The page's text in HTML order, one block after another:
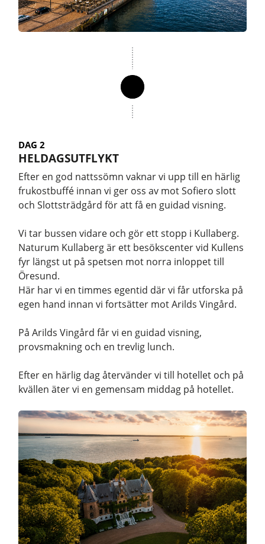
DAG 2
HELDAGSUTFLYKT
Efter en god nattssömn vaknar vi upp till en härlig
frukostbuffé innan vi ger oss av mot Sofiero slott
och Slottsträdgård för att få en guidad visning.
Vi tar bussen vidare och gör ett stopp i Kullaberg.
Naturum Kullaberg är ett besökscenter vid Kullens
fyr längst ut på spetsen mot norra inloppet till
Öresund.
Här har vi en timmes egentid där vi får utforska på
egen hand innan vi fortsätter mot Arilds Vingård.
På Arilds Vingård får vi en guidad visning,
provsmakning och en trevlig lunch.
Efter en härlig dag återvänder vi till hotellet och på
kvällen äter vi en gemensam middag på hotellet.